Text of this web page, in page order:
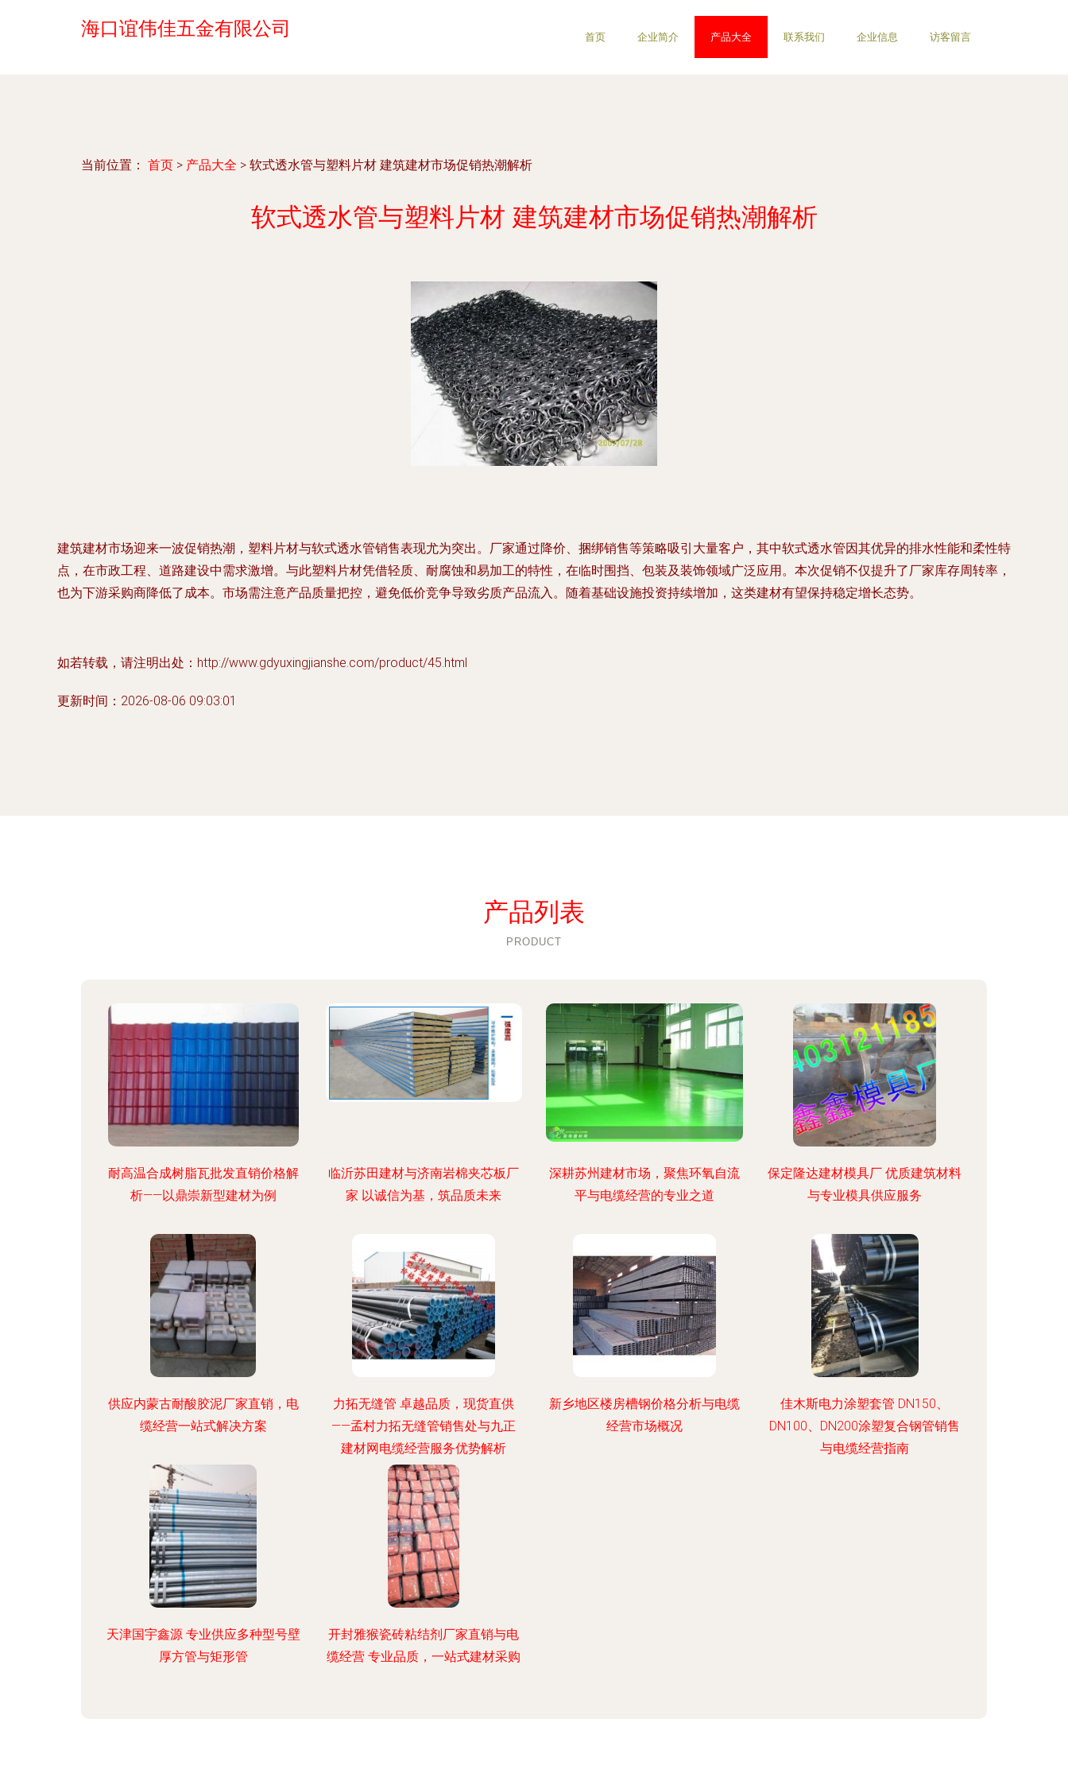
海口谊伟佳五金有限公司 首页 企业简介 产品大全 联系我们 企业信息 访客留言
当前位置： 首页 > 产品大全 > 软式透水管与塑料片材 建筑建材市场促销热潮解析
软式透水管与塑料片材 建筑建材市场促销热潮解析
建筑建材市场迎来一波促销热潮，塑料片材与软式透水管销售表现尤为突出。厂家通过降价、捆绑销售等策略吸引大量客户，其中软式透水管因其优异的排水性能和柔性特
点，在市政工程、道路建设中需求激增。与此塑料片材凭借轻质、耐腐蚀和易加工的特性，在临时围挡、包装及装饰领域广泛应用。本次促销不仅提升了厂家库存周转率，
也为下游采购商降低了成本。市场需注意产品质量把控，避免低价竞争导致劣质产品流入。随着基础设施投资持续增加，这类建材有望保持稳定增长态势。
如若转载，请注明出处：http://www.gdyuxingjianshe.com/product/45.html
更新时间：2026-08-06 09:03:01
产品列表
PRODUCT
耐高温合成树脂瓦批发直销价格解
析——以鼎崇新型建材为例
临沂苏田建材与济南岩棉夹芯板厂
家 以诚信为基，筑品质未来
深耕苏州建材市场，聚焦环氧自流
平与电缆经营的专业之道
保定隆达建材模具厂 优质建筑材料
与专业模具供应服务
供应内蒙古耐酸胶泥厂家直销，电
缆经营一站式解决方案
力拓无缝管 卓越品质，现货直供
——孟村力拓无缝管销售处与九正
建材网电缆经营服务优势解析
新乡地区楼房槽钢价格分析与电缆
经营市场概况
佳木斯电力涂塑套管 DN150、
DN100、DN200涂塑复合钢管销售
与电缆经营指南
天津国宇鑫源 专业供应多种型号壁
厚方管与矩形管
开封雅猴瓷砖粘结剂厂家直销与电
缆经营 专业品质，一站式建材采购